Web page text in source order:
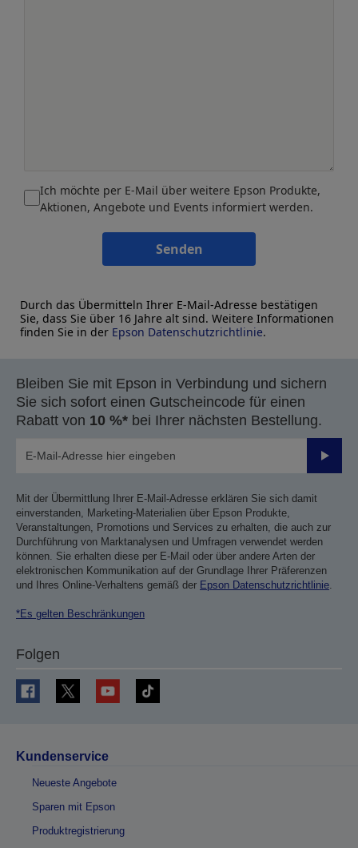
Ich möchte per E-Mail über weitere Epson Produkte,
Aktionen, Angebote und Events informiert werden.
Senden
Durch das Übermitteln Ihrer E-Mail-Adresse bestätigen
Sie, dass Sie über 16 Jahre alt sind. Weitere Informationen
finden Sie in der Epson Datenschutzrichtlinie.
Bleiben Sie mit Epson in Verbindung und sichern
Sie sich sofort einen Gutscheincode für einen
Rabatt von 10 %* bei Ihrer nächsten Bestellung.
Mit der Übermittlung Ihrer E-Mail-Adresse erklären Sie sich damit
einverstanden, Marketing-Materialien über Epson Produkte,
Veranstaltungen, Promotions und Services zu erhalten, die auch zur
Durchführung von Marktanalysen und Umfragen verwendet werden
können. Sie erhalten diese per E-Mail oder über andere Arten der
elektronischen Kommunikation auf der Grundlage Ihrer Präferenzen
und Ihres Online-Verhaltens gemäß der Epson Datenschutzrichtlinie.
*Es gelten Beschränkungen
Folgen
Kundenservice
Neueste Angebote
Sparen mit Epson
Produktregistrierung